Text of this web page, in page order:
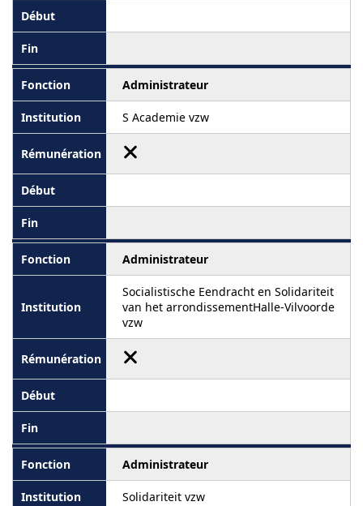
Administrateur
S Academie vzw
Administrateur
Socialistische Eendracht en Solidariteit
van het arrondissementHalle-Vilvoorde
vzw
Administrateur
Solidariteit vzw